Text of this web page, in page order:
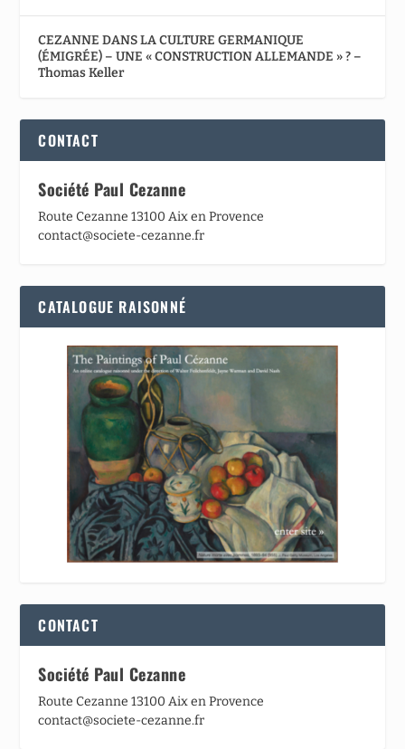
CEZANNE DANS LA CULTURE GERMANIQUE
(ÉMIGRÉE) – UNE « CONSTRUCTION ALLEMANDE » ? –
Thomas Keller
CONTACT
Société Paul Cezanne
Route Cezanne 13100 Aix en Provence
contact@societe-cezanne.fr
CATALOGUE RAISONNÉ
CONTACT
Société Paul Cezanne
Route Cezanne 13100 Aix en Provence
contact@societe-cezanne.fr